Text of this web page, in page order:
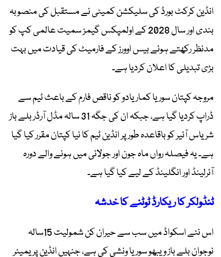
انڈین کرکٹ بورڈ کی سلیکشن کمیٹی نے مستقبل کی منصوبہ
بندی اور سال 2028 کے اولمپکس گیمز سمیت عالمی کپ کو
مدنظر رکھتے ہوئے بیس اوورز کے فارمیٹ کی قیادت میں بہت
بڑی تبدیلی کا اعلان کردیا ہے۔
مروجہ کپتان سوریا کمار یادو کو ناقص فارم کے باعث ٹیم سے
ڈراپ کردیا گیا ہے، جبکہ ان کی جگہ 31 سالہ مڈل آرڈر بلے باز
شریاس آئیر کو باقاعدہ طور پر انڈین ٹیم کا نیا کپتان مقرر کیا گیا
ہے۔ یہ فیصلہ رواں ماہ جون اور جولائی میں ہونے والے دورہ
آئرلینڈ اور انگلینڈ کے لیے کیا گیا ہے۔
ٹنڈولکر کا ریکارڈ ٹوٹنے کا خدشہ
اس نئے اسکواڈ میں سب سے حیران کن شمولیت 15سالہ
نوجوان بلے باز ویبھو سوریا ونشی کی ہے، جنہیں انڈین پریمیئر